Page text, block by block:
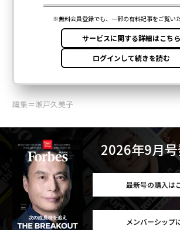
編集＝瀬戸久美子
2026年9月
最新号の購入は
メンバーシップ